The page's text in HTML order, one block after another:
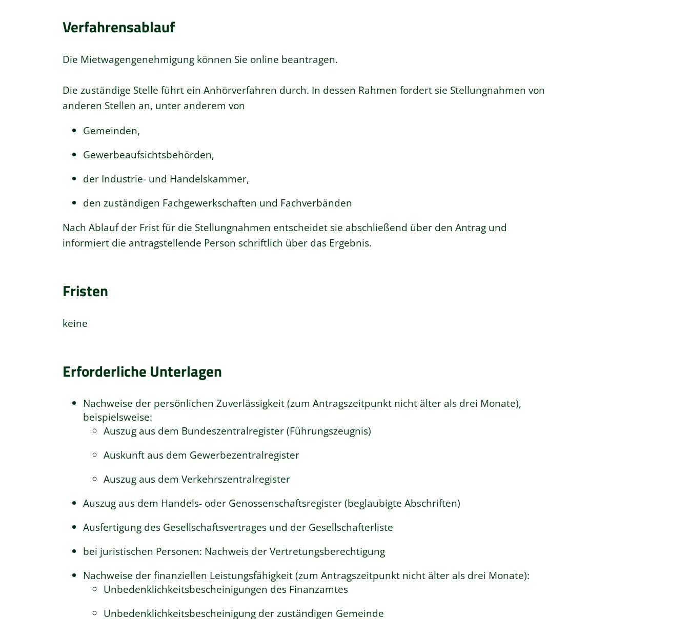
Verfahrensablauf
Die Mietwagengenehmigung können Sie online beantragen.
Die zuständige Stelle führt ein Anhörverfahren durch. In dessen Rahmen fordert sie Stellungnahmen von
anderen Stellen an, unter anderem von
Gemeinden,
Gewerbeaufsichtsbehörden,
der Industrie- und Handelskammer,
den zuständigen Fachgewerkschaften und Fachverbänden
Nach Ablauf der Frist für die Stellungnahmen entscheidet sie abschließend über den Antrag und
informiert die antragstellende Person schriftlich über das Ergebnis.
Fristen
keine
Erforderliche Unterlagen
Nachweise der persönlichen Zuverlässigkeit (zum Antragszeitpunkt nicht älter als drei Monate),
beispielsweise:
Auszug aus dem Bundeszentralregister (Führungszeugnis)
Auskunft aus dem Gewerbezentralregister
Auszug aus dem Verkehrszentralregister
Auszug aus dem Handels- oder Genossenschaftsregister (beglaubigte Abschriften)
Ausfertigung des Gesellschaftsvertrages und der Gesellschafterliste
bei juristischen Personen: Nachweis der Vertretungsberechtigung
Nachweise der finanziellen Leistungsfähigkeit (zum Antragszeitpunkt nicht älter als drei Monate):
Unbedenklichkeitsbescheinigungen des Finanzamtes
Unbedenklichkeitsbescheinigung der zuständigen Gemeinde